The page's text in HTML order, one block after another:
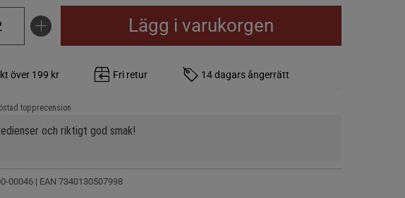
Lägg i varukorgen
över 199 kr Fri retur 14 dagars ångerrätt
topprecension
och riktigt god smak!
00046 | EAN 7340130507998